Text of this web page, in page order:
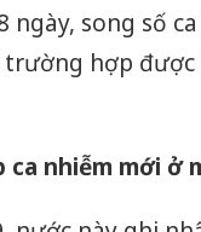
ngày, song số
trường hợp
nhiễm mới ở